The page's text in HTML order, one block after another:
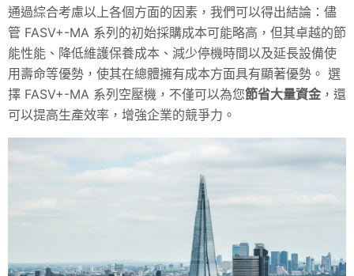
通過綜合考慮以上各個方面的因素，我們可以得出結論：儘
管 FASV+-MA 系列的初始採購成本可能略高，但其卓越的節
能性能、降低維護保養成本、減少停機時間以及延長設備使
用壽命等優勢，使其在總體擁有成本方面具有顯著優勢。 選
擇 FASV+-MA 系列空壓機，不僅可以為您節省大量資金 ，還
可以提高生產效率，增強企業的競爭力。